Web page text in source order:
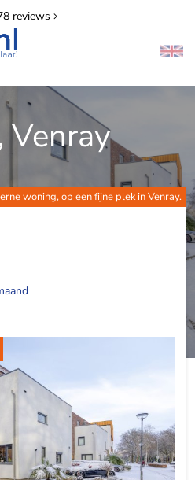
reviews
Venray
woning, op een fijne plek in Venray.